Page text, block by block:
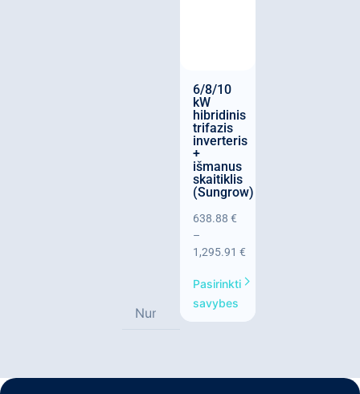
6/8/10
kW
hibridinis
trifazis
inverteris
+
išmanus
skaitiklis
(Sungrow)
638.88 €
–
1,295.91 €
Pasirinkti
savybes